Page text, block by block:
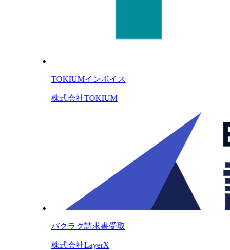
TOKIUMインボイス
株式会社TOKIUM
バクラク請求書受取
株式会社LayerX